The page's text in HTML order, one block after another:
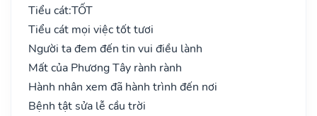
Tiểu cát:TỐT
Tiểu cát mọi việc tốt tươi
Người ta đem đến tin vui điều lành
Mất của Phương Tây rành rành
Hành nhân xem đã hành trình đến nơi
Bệnh tật sửa lễ cầu trời